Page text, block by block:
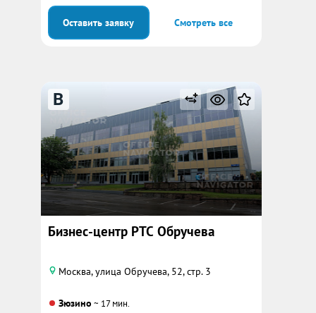
Оставить заявку Смотреть все
B
Бизнес-центр РТС Обручева
Москва, улица Обручева, 52, стр. 3
Зюзино ~ 17 мин.